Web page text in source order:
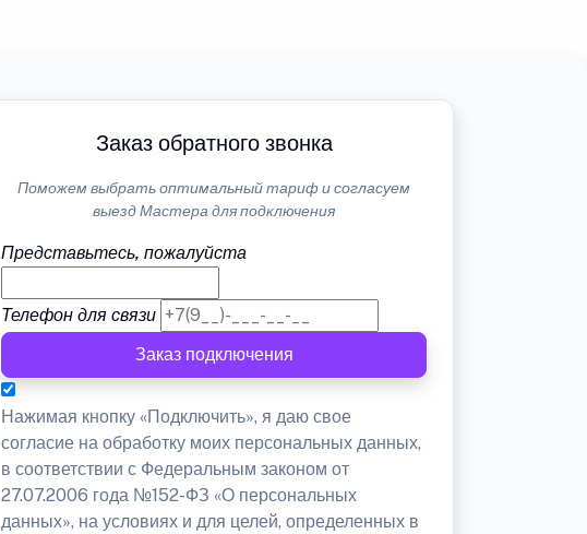
Заказ обратного звонка
Поможем выбрать оптимальный тариф и согласуем
выезд Мастера для подключения
Представьтесь, пожалуйста
Телефон для связи
Заказ подключения
Нажимая кнопку «Подключить», я даю свое
согласие на обработку моих персональных данных,
в соответствии с Федеральным законом от
27.07.2006 года №152-ФЗ «О персональных
данных», на условиях и для целей, определенных в